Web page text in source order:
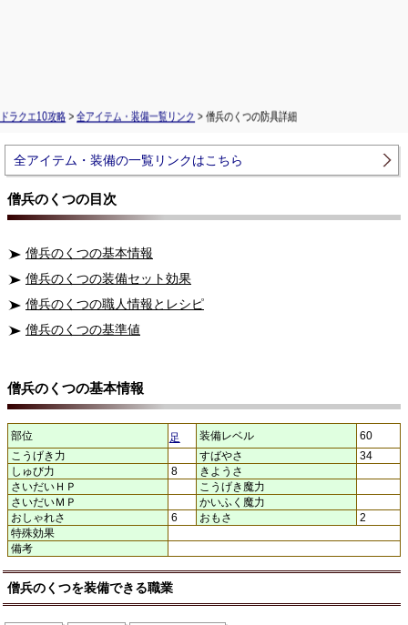
ドラクエ10攻略 > 全アイテム・装備一覧リンク > 僧兵のくつの防具詳細
全アイテム・装備の一覧リンクはこちら
僧兵のくつの目次
僧兵のくつの基本情報
僧兵のくつの装備セット効果
僧兵のくつの職人情報とレシピ
僧兵のくつの基準値
僧兵のくつの基本情報
部位 足 装備レベル
60
こうげき力
すばやさ
34
しゅび力
8
きようさ
さいだいＨＰ
こうげき魔力
さいだいＭＰ
かいふく魔力
おしゃれさ
6 おもさ
2
特殊効果
備考
僧兵のくつを装備できる職業